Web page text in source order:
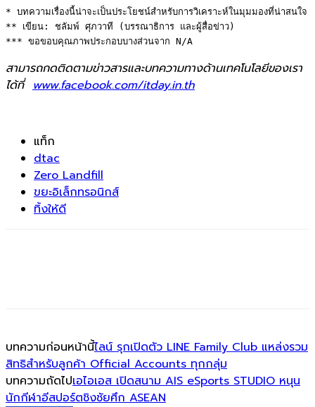
* บทความเรื่องนี้น่าจะเป็นประโยชน์สำหรับการวิเคราะห์ในมุมมองที่น่าสนใจ
** เขียน: ชลัมพ์ ศุภวาที (บรรณาธิการ และผู้สื่อข่าว)
*** ขอขอบคุณภาพประกอบบางส่วนจาก N/A
สามารถกดติดตามข่าวสารและบทความทางด้านเทคโนโลยีของเรา
ได้ที่ www.facebook.com/itday.in.th
แท็ก
dtac
Zero Landfill
ขยะอิเล็กทรอนิกส์
ทิ้งให้ดี
บทความก่อนหน้านี้ไลน์ รุกเปิดตัว LINE Family Club แหล่งรวม
สิทธิสำหรับลูกค้า Official Accounts ทุกกลุ่ม
บทความถัดไปเอไอเอส เปิดสนาม AIS eSports STUDIO หนุน
นักกีฬาอีสปอร์ตชิงชัยศึก ASEAN